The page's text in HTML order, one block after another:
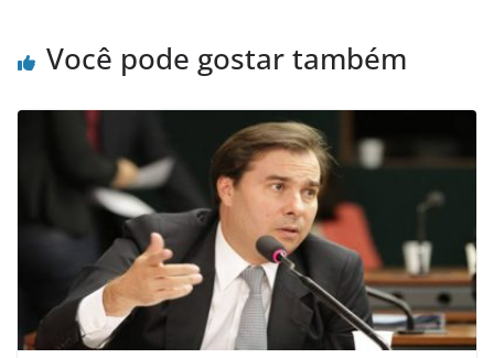
Você pode gostar também